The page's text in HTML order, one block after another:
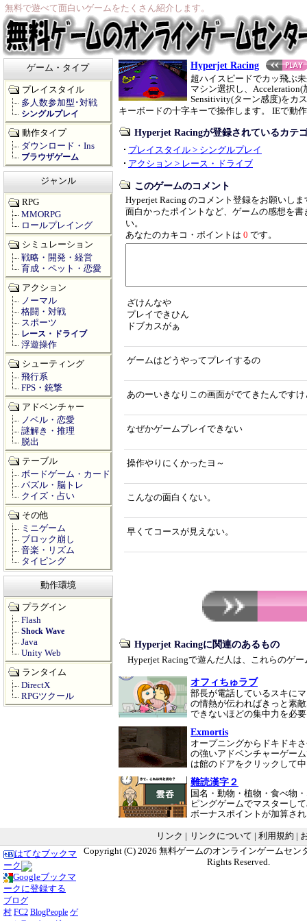
無料で遊べて面白いゲームをたくさん紹介します。
Hyperjet Racing
超ハイスピードでカッ飛ぶ
マシン選択し、Acceleration(
Sensitivity(ターン感度)をカ
キーボードの十字キーで操作します。 IEで動
Hyperjet Racingが登録されているカテ
プレイスタイル > シングルプレイ
アクション > レース・ドライブ
このゲームのコメント
Hyperjet Racing のコメント登録をお願いしま
面白かったポイントなど、ゲームの感想を書
い。
あなたのカキコ・ポイントは 0 です。
ざけんなや
プレイできひん
ドブカスがぁ
ゲームはどうやってプレイするの
あのーいきなりこの画面がでてきたんですけ
なぜかゲームプレイできない
操作やりにくかったヨ～
こんなの面白くない。
早くてコースが見えない。
Hyperjet Racingに関連のあるもの
Hyperjet Racingで遊んだ人は、これらのゲ
オフィちゅラブ
部長が電話しているスキに
の情熱が伝わればきっと素
できないほどの集中力を必
Exmortis
オープニングからドキドキ
の強いアドベンチャーゲー
は館のドアをクリックして
難読漢字２
国名・動物・植物・食べ物
ピングゲームでマスターし
ボーナスポイントが加算さ
ゲーム・タイプ
プレイスタイル
多人数参加型･対戦
シングルプレイ
動作タイプ
ダウンロード・Ins
ブラウザゲーム
ジャンル
RPG
MMORPG
ロールプレイング
シミュレーション
戦略・開発・経営
育成・ペット・恋愛
アクション
ノーマル
格闘・対戦
スポーツ
レース・ドライブ
浮遊操作
シューティング
飛行系
FPS・銃撃
アドベンチャー
ノベル・恋愛
謎解き・推理
脱出
テーブル
ボードゲーム・カード
パズル・脳トレ
クイズ・占い
その他
ミニゲーム
ブロック崩し
音楽・リズム
タイピング
動作環境
プラグイン
Flash
Shock Wave
Java
Unity Web
ランタイム
DirectX
RPGツクール
リンク リンクについて 利用規約
はてなブックマ
ーク
Googleブックマ
ークに登録する
ブログ
村 FC2 BlogPeople ゲ
Copyright (C) 2026 無料ゲームのオンラインゲームセン
Rights Reserved.